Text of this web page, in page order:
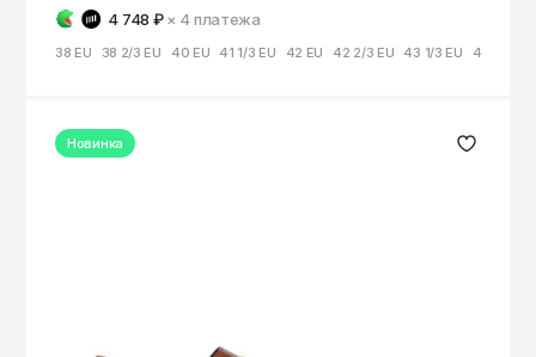
4 748 ₽ × 4платежа
38 EU 38 2/3 EU 40 EU 41 1/3 EU 42 EU 42 2/3 EU 43 1/3 EU 44 EU
Новинка